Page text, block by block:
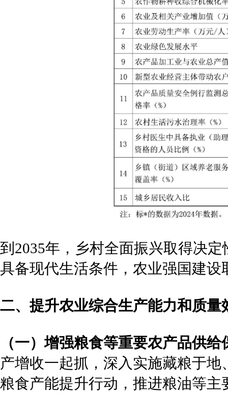
到2035年，乡村全面振兴取得决
具备现代生活条件，农业强国建设
二、提升农业综合生产能力和质量
（一）增强粮食等重要农产品供给
产增收一起抓，深入实施藏粮于
粮食产能提升行动，推进粮油等